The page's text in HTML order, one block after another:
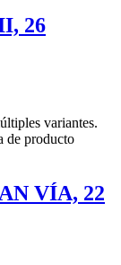
26
variantes.
de producto
VÍA, 22